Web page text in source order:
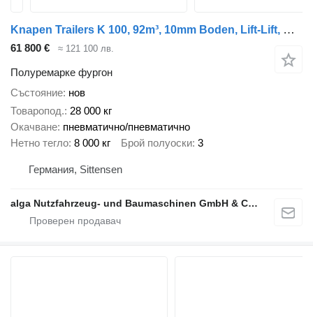
Knapen Trailers K 100, 92m³, 10mm Boden, Lift-Lift, BPW
61 800 € ≈ 121 100 лв.
Полуремарке фургон
Състояние нов
Товаропод. 28 000 кг
Окачване пневматично/пневматично
Нетно тегло 8 000 кг Брой полуоски 3
Германия, Sittensen
alga Nutzfahrzeug- und Baumaschinen GmbH & Co. KG